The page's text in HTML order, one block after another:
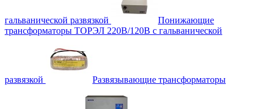
гальванической развязкой
Понижающие
трансформаторы ТОРЭЛ 220В/120В с гальванической
развязкой Развязывающие трансформаторы